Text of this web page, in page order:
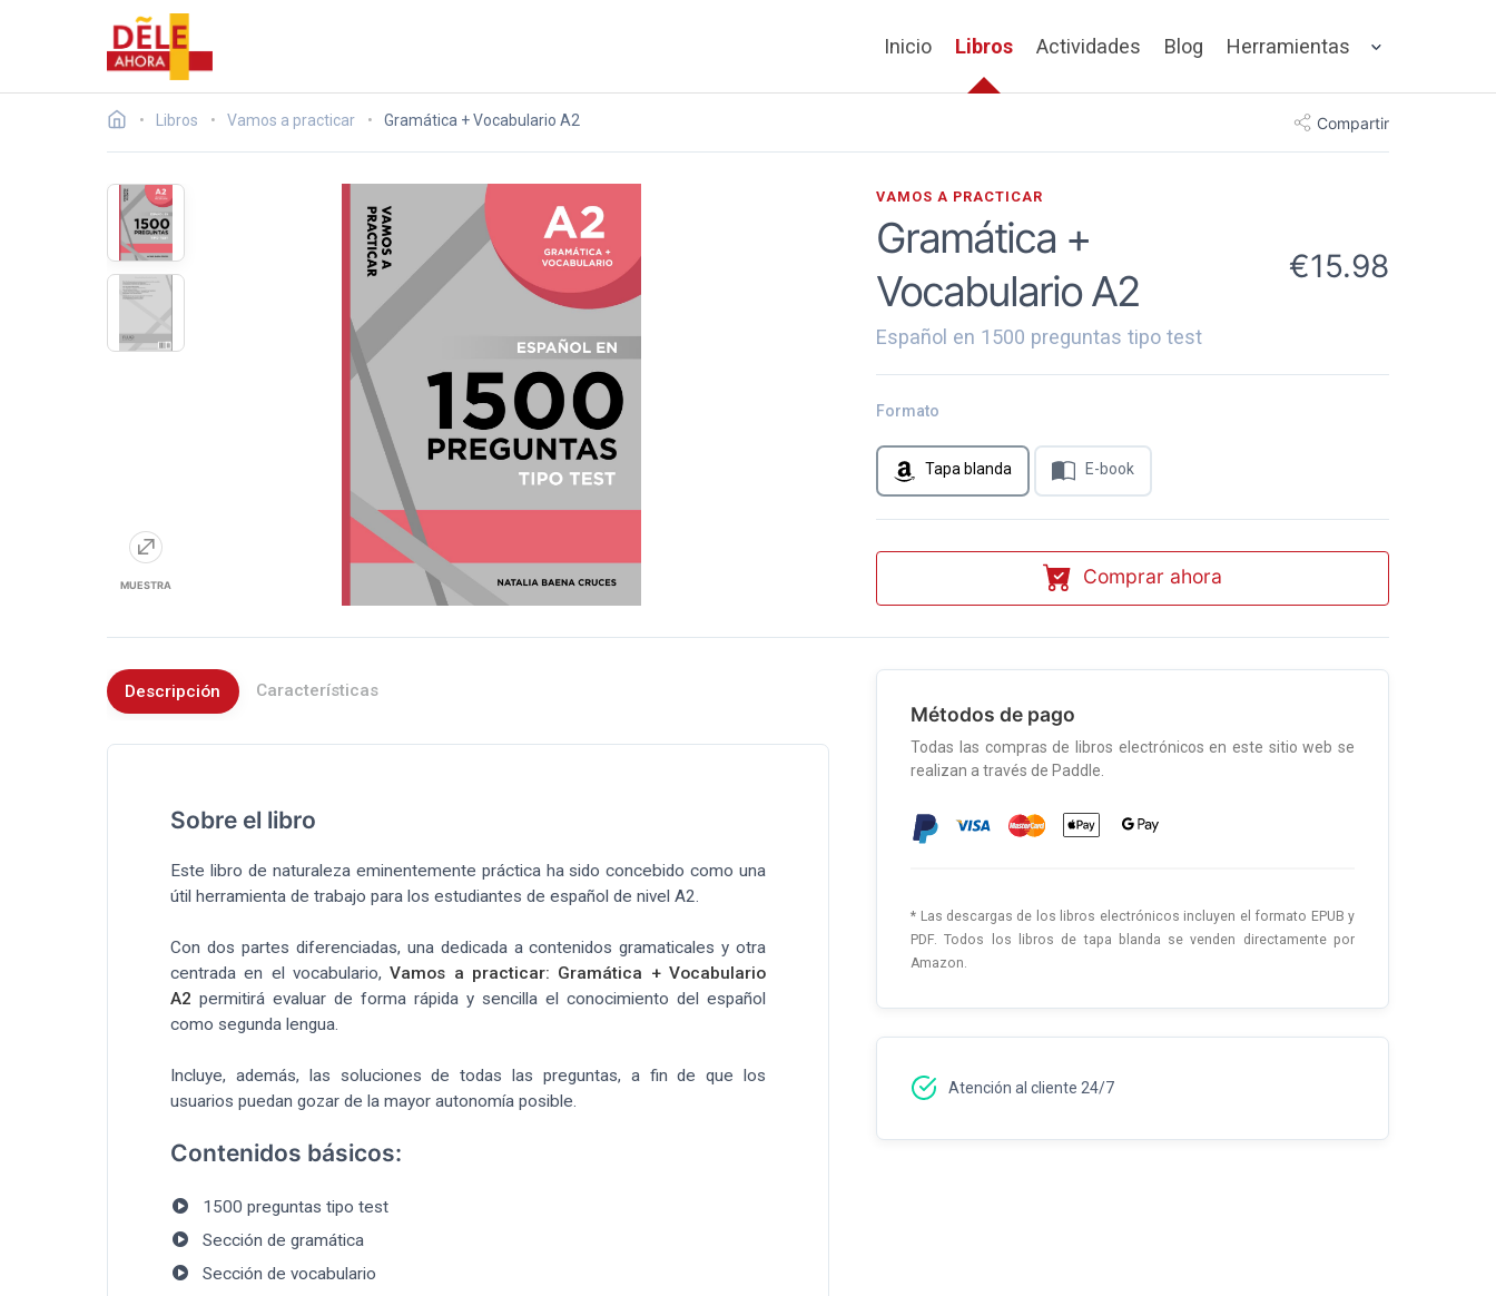
Inicio Libros Actividades Blog Herramientas
Libros Vamos a practicar Gramática + Vocabulario A2 Compartir
MUESTRA
VAMOS A PRACTICAR
Gramática +
Vocabulario A2
15.98
Español en 1500 preguntas tipo test
Formato
Tapa blanda E-book
Comprar ahora
Descripción Características
Sobre el libro
Este libro de naturaleza eminentemente práctica ha sido concebido como una
útil herramienta de trabajo para los estudiantes de español de nivel A2.
Con dos partes diferenciadas, una dedicada a contenidos gramaticales y otra
centrada en el vocabulario,Vamos a practicar: Gramática + Vocabulario
A2 permitirá evaluar de forma rápida y sencilla el conocimiento del español
como segunda lengua.
Incluye, además, las soluciones de todas las preguntas, a fin de que los
usuarios puedan gozar de la mayor autonomía posible.
Contenidos básicos:
1500 preguntas tipo test
Sección de gramática
Sección de vocabulario
Métodos de pago
Todas las compras de libros electrónicos en este sitio web se
realizan a través de Paddle.
* Las descargas de los libros electrónicos incluyen el formato EPUB y
PDF. Todos los libros de tapa blanda se venden directamente por
Amazon.
Atención al cliente 24/7